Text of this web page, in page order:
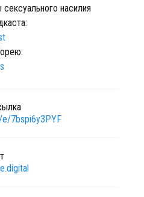
насилия
7bspi6y3PYF